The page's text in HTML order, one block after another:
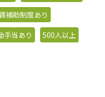
補助制度あり
手当あり
500人以上